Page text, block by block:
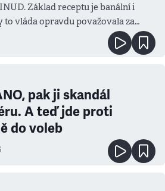
Základ receptu je banální i
to vláda opravdu považovala za
pak ji skandál
A teď jde proti
do voleb